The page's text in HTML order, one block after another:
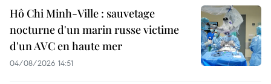
Hô Chi Minh-Ville : sauvetage
nocturne d'un marin russe victime
d'un AVC en haute mer
04/08/2026 14:51